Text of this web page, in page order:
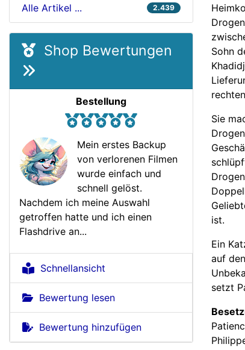
Alle Artikel ... 2.439
Shop Bewertungen
Bestellung
Mein erstes Backup
von verlorenen Filmen
wurde einfach und
schnell gelöst.
Nachdem ich meine Auswahl
getroffen hatte und ich einen
Flashdrive an...
Schnellansicht
Bewertung lesen
Bewertung hinzufügen
Sohn
Sie
ist.
Ein
auf
setzt